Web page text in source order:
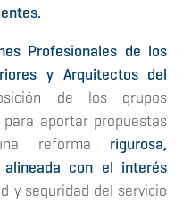
Profesionales de los
y Arquitectos del
de los grupos
aportar propuestas
reforma rigurosa,
con el interés
y seguridad del servicio